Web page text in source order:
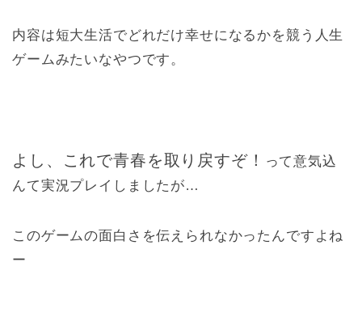
内容は短大生活でどれだけ幸せになるかを競う人生
ゲームみたいなやつです。
よし、これで青春を取り戻すぞ！
って意気込
んて実況プレイしましたが…
このゲームの面白さを伝えられなかったんですよね
ー